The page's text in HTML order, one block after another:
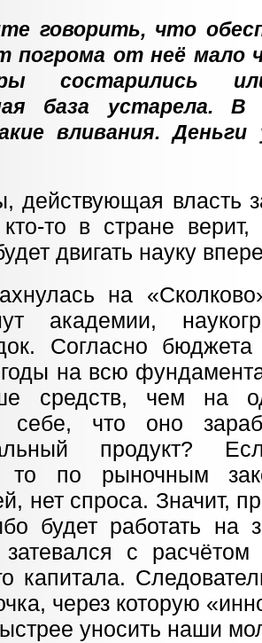
говорить, что
погрома от неё мало
состарились
база устарела.
вливания.
власть
то в стране
двигать науку
на
академии,
Согласно
на всю
средств, чем на
себе, что оно
продукт?
то по рыночным
нет спроса. Значит,
будет работать на
затевался с
капитала.
через которую
уносить наши